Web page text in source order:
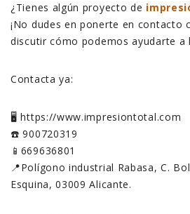
¿Tienes algún proyecto de
¡No dudes en ponerte en contacto
discutir cómo podemos ayudarte a
Contacta ya:
🖥️ https://www.impresiontotal.com
☎️ 900720319
📱669636801
📍Polígono industrial Rabasa, C.
Esquina, 03009 Alicante.